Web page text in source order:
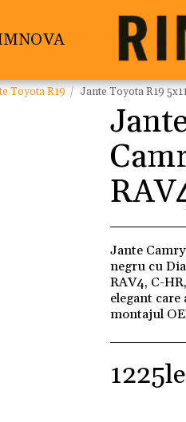
Toyota R19 Jante Toyota R19
Jante
negru cu
RAV4, C-
elegant
montajul
1225